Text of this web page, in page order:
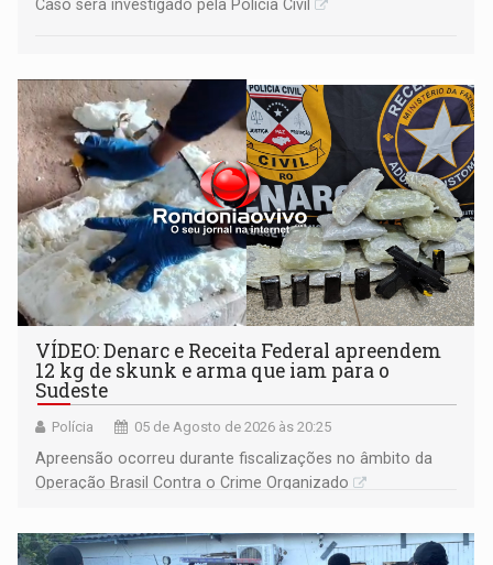
Caso será investigado pela Polícia Civil
VÍDEO: Denarc e Receita Federal apreendem
12 kg de skunk e arma que iam para o
Sudeste
Polícia 05 de Agosto de 2026 às 20:25
Apreensão ocorreu durante fiscalizações no âmbito da
Operação Brasil Contra o Crime Organizado